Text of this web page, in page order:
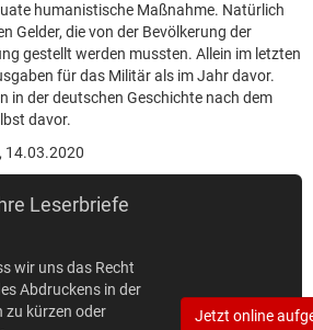
humanistische Maßnahme. Natürlich
Gelder, die von der Bevölkerung der
gestellt werden mussten. Allein im letzten
für das Militär als im Jahr davor.
in der deutschen Geschichte nach dem
davor.
14.03.2020
Leserbriefe
wir uns das Recht
Abdruckens in der
zu kürzen oder
Jetzt online